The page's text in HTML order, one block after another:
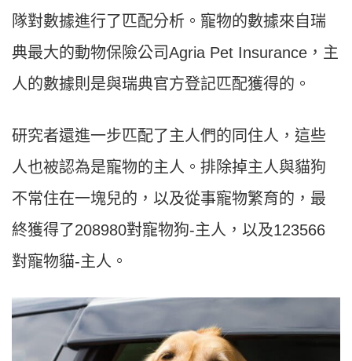
隊對數據進行了匹配分析。寵物的數據來自瑞
典最大的動物保險公司Agria Pet Insurance，主
人的數據則是與瑞典官方登記匹配獲得的。
研究者還進一步匹配了主人們的同住人，這些
人也被認為是寵物的主人。排除掉主人與貓狗
不常住在一塊兒的，以及從事寵物繁育的，最
終獲得了208980對寵物狗-主人，以及123566
對寵物貓-主人。